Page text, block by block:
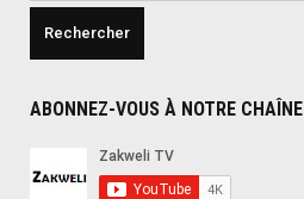
ABONNEZ-VOUS À NOTRE CHAÎNE